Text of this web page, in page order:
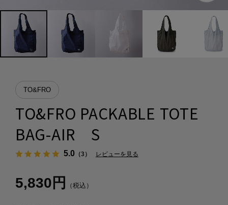
TO&FRO
TO&FRO PACKABLE TOTE
BAG-AIR S
5.0（3） レビューを見る
5,830円 （税込）